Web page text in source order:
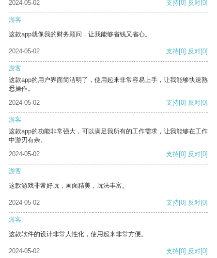
2024-05-02
支持[0] 反对[0]
游客
这款app就像我的财务顾问，让我能够省钱又省心。
2024-05-02 支持[0] 反对[0]
游客
这款app的用户界面简洁明了，使用起来非常容易上手，让我能够快速熟
悉操作。
2024-05-02
支持[0] 反对[0]
游客
这款app的功能非常强大，可以满足我所有的工作需求，让我能够在工作
中游刃有余。
2024-05-02
支持[0] 反对[0]
游客
这款游戏非常好玩，画面精美，玩法丰富。
2024-05-02 支持[0] 反对[0]
游客
这款软件的设计非常人性化，使用起来非常方便。
2024-05-02 支持[0] 反对[0]